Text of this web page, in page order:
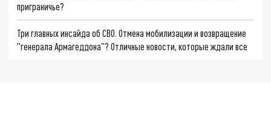
приграничье?
Три главных инсайда об СВО. Отмена мобилизации и возвращение
"генерала Армагеддона"? Отличные новости, которые ждали все